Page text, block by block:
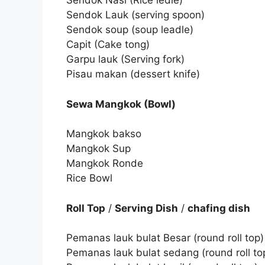
Sendok Lauk (serving spoon)
Sendok soup (soup leadle)
Capit (Cake tong)
Garpu lauk (Serving fork)
Pisau makan (dessert knife)
Sewa Mangkok (Bowl)
Mangkok bakso
Mangkok Sup
Mangkok Ronde
Rice Bowl
Roll Top / Serving Dish / chafing dish
Pemanas lauk bulat Besar (round roll top)
Pemanas lauk bulat sedang (round roll